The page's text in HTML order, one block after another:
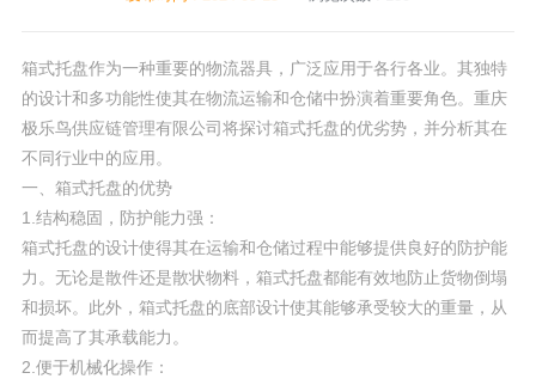
箱式托盘作为一种重要的物流器具，广泛应用于各行各业。其独特
的设计和多功能性使其在物流运输和仓储中扮演着重要角色。重庆
极乐鸟供应链管理有限公司将探讨箱式托盘的优劣势，并分析其在
不同行业中的应用。
一、箱式托盘的优势
1.结构稳固，防护能力强：
箱式托盘的设计使得其在运输和仓储过程中能够提供良好的防护能
力。无论是散件还是散状物料，箱式托盘都能有效地防止货物倒塌
和损坏。此外，箱式托盘的底部设计使其能够承受较大的重量，从
而提高了其承载能力。
2.便于机械化操作：